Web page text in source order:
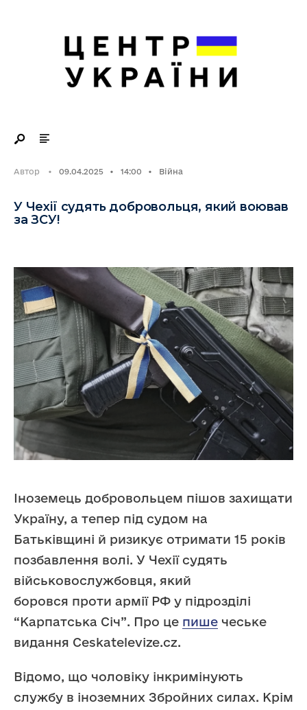
Автор • 09.04.2025 • 14:00 • Війна
У Чехії судять добровольця, який воював
за ЗСУ!
Іноземець добровольцем пішов захищати
Україну, а тепер під судом на
Батьківщині й ризикує отримати 15 років
позбавлення волі. У Чехії судять
військовослужбовця, який
боровся проти армії РФ у підрозділі
“Карпатська Січ”. Про це пише чеське
видання Сeskatelevize.cz.
Відомо, що чоловіку інкримінують
службу в іноземних Збройних силах. Крім